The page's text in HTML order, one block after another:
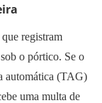
registram
o pórtico. Se o
automática (TAG)
uma multa de